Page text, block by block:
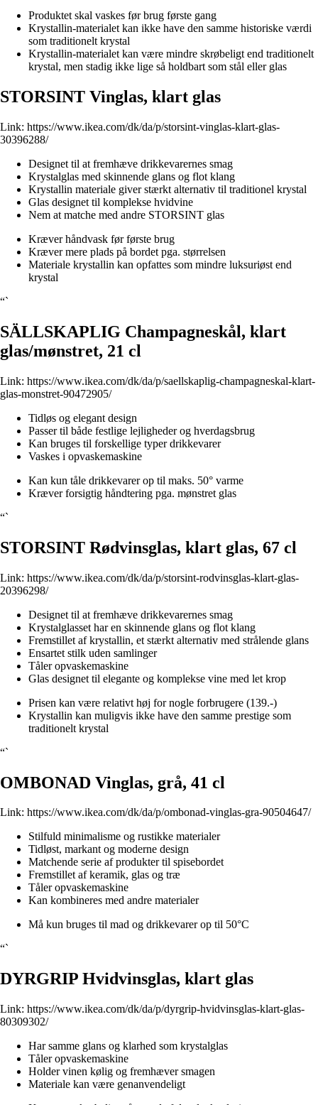
Produktet skal vaskes før brug første gang
Krystallin-materialet kan ikke have den samme historiske værdi
som traditionelt krystal
Krystallin-materialet kan være mindre skrøbeligt end traditionelt
krystal, men stadig ikke lige så holdbart som stål eller glas
STORSINT Vinglas, klart glas
Link: https://www.ikea.com/dk/da/p/storsint-vinglas-klart-glas-
30396288/
Designet til at fremhæve drikkevarernes smag
Krystalglas med skinnende glans og flot klang
Krystallin materiale giver stærkt alternativ til traditionel krystal
Glas designet til komplekse hvidvine
Nem at matche med andre STORSINT glas
Kræver håndvask før første brug
Kræver mere plads på bordet pga. størrelsen
Materiale krystallin kan opfattes som mindre luksuriøst end
krystal
“`
SÄLLSKAPLIG Champagneskål, klart
glas/mønstret, 21 cl
Link: https://www.ikea.com/dk/da/p/saellskaplig-champagneskal-klart-
glas-monstret-90472905/
Tidløs og elegant design
Passer til både festlige lejligheder og hverdagsbrug
Kan bruges til forskellige typer drikkevarer
Vaskes i opvaskemaskine
Kan kun tåle drikkevarer op til maks. 50° varme
Kræver forsigtig håndtering pga. mønstret glas
“`
STORSINT Rødvinsglas, klart glas, 67 cl
Link: https://www.ikea.com/dk/da/p/storsint-rodvinsglas-klart-glas-
20396298/
Designet til at fremhæve drikkevarernes smag
Krystalglasset har en skinnende glans og flot klang
Fremstillet af krystallin, et stærkt alternativ med strålende glans
Ensartet stilk uden samlinger
Tåler opvaskemaskine
Glas designet til elegante og komplekse vine med let krop
Prisen kan være relativt høj for nogle forbrugere (139.-)
Krystallin kan muligvis ikke have den samme prestige som
traditionelt krystal
“`
OMBONAD Vinglas, grå, 41 cl
Link: https://www.ikea.com/dk/da/p/ombonad-vinglas-gra-90504647/
Stilfuld minimalisme og rustikke materialer
Tidløst, markant og moderne design
Matchende serie af produkter til spisebordet
Fremstillet af keramik, glas og træ
Tåler opvaskemaskine
Kan kombineres med andre materialer
Må kun bruges til mad og drikkevarer op til 50°C
“`
DYRGRIP Hvidvinsglas, klart glas
Link: https://www.ikea.com/dk/da/p/dyrgrip-hvidvinsglas-klart-glas-
80309302/
Har samme glans og klarhed som krystalglas
Tåler opvaskemaskine
Holder vinen kølig og fremhæver smagen
Materiale kan være genanvendeligt